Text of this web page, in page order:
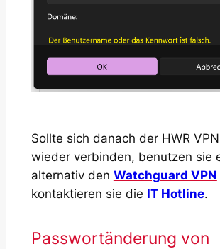
Sollte sich danach der HWR
wieder verbinden, benutzen sie
alternativ den Watchguard VPN
kontaktieren sie die IT Hotline.
Passwortänderung von